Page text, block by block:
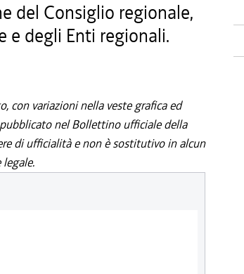
del Consiglio regionale,
e degli Enti regionali.
con variazioni nella veste grafica ed
nel Bollettino ufficiale della
di ufficialità e non è sostitutivo in alcun